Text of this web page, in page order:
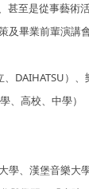
至是從事藝術
及畢業前輩演講
DAIHATSU）
、高校、中學）
、漢堡音樂大